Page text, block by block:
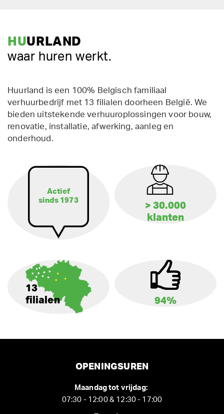
HUURLAND
waar huren werkt.
Huurland is een 100% Belgisch familiaal
verhuurbedrijf met 13 filialen doorheen België. We
bieden uitstekende verhuuroplossingen voor bouw,
renovatie, installatie, afwerking, aanleg en
onderhoud.
Actief
sinds 1973
> 30.000
klanten
13
filialen
94%
OPENINGSUREN
Maandag tot vrijdag:
07:30 - 12:00 & 12:30 - 17:00